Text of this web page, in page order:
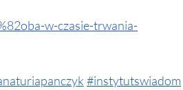
w-czasie-trwania-
#instytutswiadom